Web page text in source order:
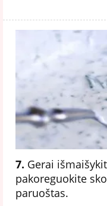
7. Gerai
pakoreguokite
paruoštas.